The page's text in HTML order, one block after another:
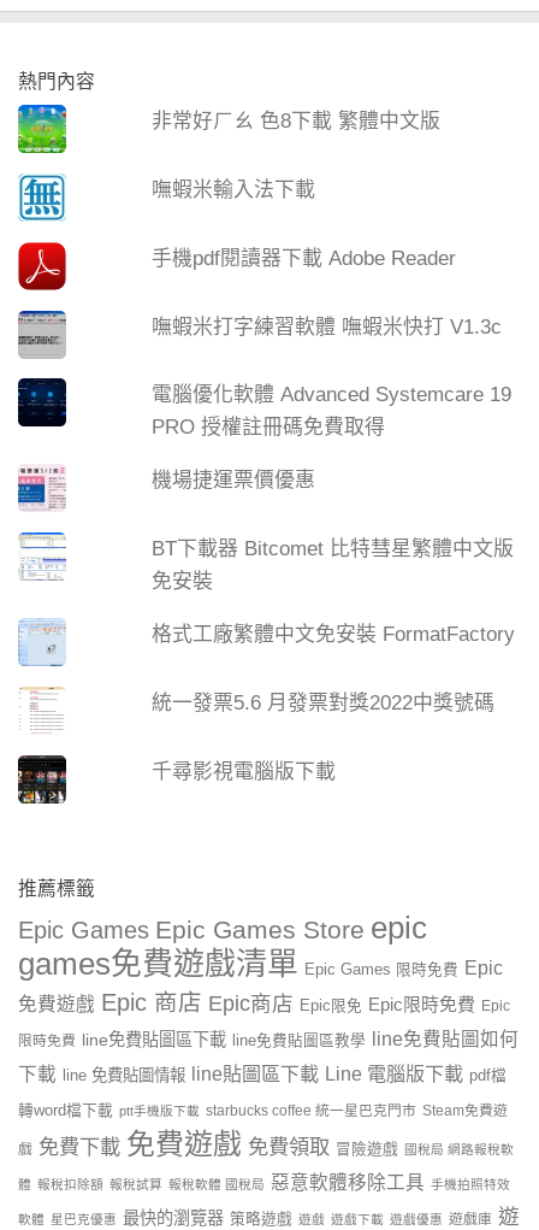
熱門內容
非常好ㄏㄠ 色8下載 繁體中文版
嘸蝦米輸入法下載
手機pdf閱讀器下載 Adobe Reader
嘸蝦米打字練習軟體 嘸蝦米快打 V1.3c
電腦優化軟體 Advanced Systemcare 19
PRO 授權註冊碼免費取得
機場捷運票價優惠
BT下載器 Bitcomet 比特彗星繁體中文版
免安裝
格式工廠繁體中文免安裝 FormatFactory
統一發票5.6 月發票對獎2022中獎號碼
千尋影視電腦版下載
推薦標籤
Epic Games Epic Games Store epic
games免費遊戲清單 Epic Games 限時免費 Epic
免費遊戲 Epic 商店 Epic商店 Epic限免 Epic限時免費 Epic
限時免費 line免費貼圖區下載 line免費貼圖區教學
line免費貼圖如何
下載 line 免費貼圖情報 line貼圖區下載 Line 電腦版下載 pdf檔
轉word檔下載 ptt手機版下載 starbucks coffee 統一星巴克門市 Steam免費遊
戲 免費下載 免費遊戲 免費領取 冒險遊戲 國稅局 網路報稅軟
體 報稅扣除額 報稅試算 報稅軟體 國稅局 惡意軟體移除工具 手機拍照特效
軟體 星巴克優惠 最快的瀏覽器 策略遊戲 遊戲 遊戲下載 遊戲優惠 遊戲庫 遊